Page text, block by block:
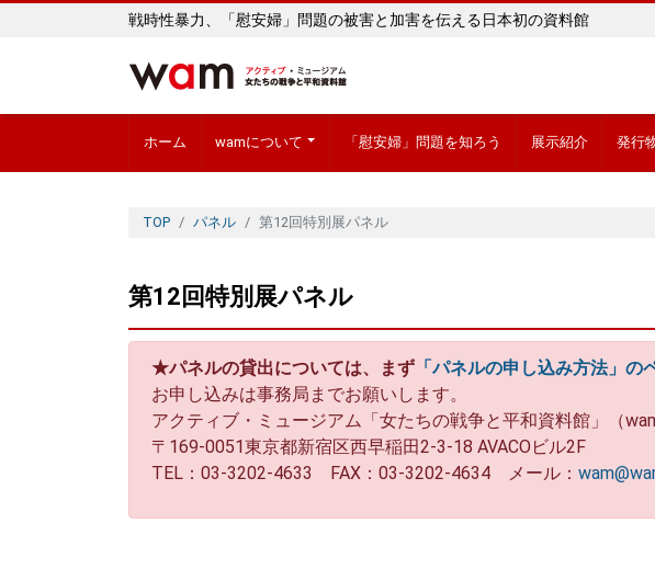
戦時性暴力、「慰安婦」問題の被害と加害を伝える日本初の資料館
ホーム wamについて 「慰安婦」問題を知ろう 展示紹介 発行
TOP パネル 第12回特別展パネル
第12回特別展パネル
★パネルの貸出については、まず 「パネルの申し込み方法」の
お申し込みは事務局までお願いします。
アクティブ・ミュージアム「女たちの戦争と平和資料館」（
〒169-0051東京都新宿区西早稲田2-3-18 AVACOビル2F
TEL：03-3202-4633 FAX：03-3202-4634 メール：